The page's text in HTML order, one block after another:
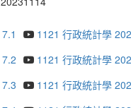
7.1
1121 行政統計學
7.2
1121 行政統計學
7.3
1121 行政統計學